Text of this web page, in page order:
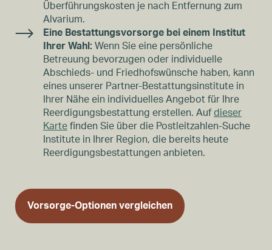
Überführungskosten je nach Entfernung zum
Alvarium.
Eine Bestattungsvorsorge bei einem Institut
Ihrer Wahl: Wenn Sie eine persönliche
Betreuung bevorzugen oder individuelle
Abschieds- und Friedhofswünsche haben, kann
eines unserer Partner-Bestattungsinstitute in
Ihrer Nähe ein individuelles Angebot für Ihre
Reerdigungsbestattung erstellen. Aufdieser
Kartefinden Sie über die Postleitzahlen-Suche
Institute in Ihrer Region, die bereits heute
Reerdigungsbestattungen anbieten.
Vorsorge-Optionen vergleichen